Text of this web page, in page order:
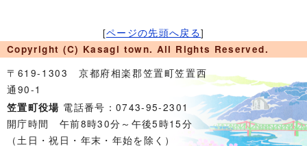
[ページの先頭へ戻る]
Copyright (C) Kasagi town. All Rights Reserved.
〒619-1303 京都府相楽郡笠置町笠置西
通90-1
笠置町役場 電話番号：0743-95-2301
開庁時間 午前8時30分～午後5時15分
（土日・祝日・年末・年始を除く）